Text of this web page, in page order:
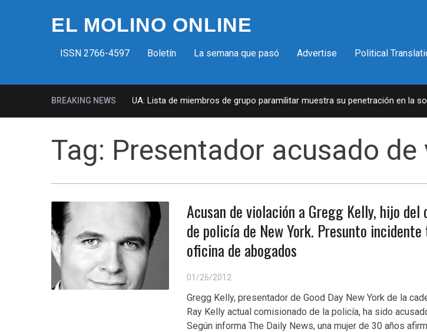
EL MOLINO ONLINE
ISSN 2766-4597 Boletín La semana que pasó Advertise Political
BREAKING NEWS
Milicias fascistas en EUA: Lista de miembros de grupo paramilitar muestra su penetración en la
Tag: Presentador acusado de
Acusan de violación a Gregg Kelly, hijo del
de policía de New York. Presunto
oficina de abogados
01/26/2012
Gregg Kelly, presentador de Good Day New York de la
Ray Kelly actual comisionado de la policía, ha sido
Según informa The Daily News, una mujer de 30 años